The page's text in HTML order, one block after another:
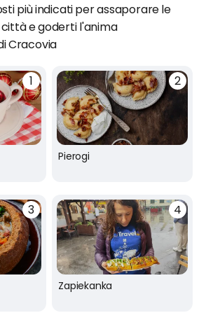
più indicati per assaporare le
e goderti l'anima
Cracovia
Pierogi
Zapiekanka